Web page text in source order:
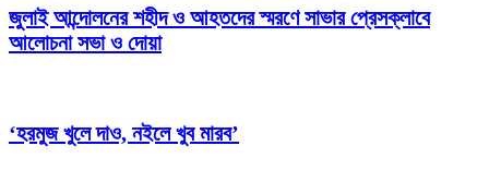
জুলাই আন্দোলনের শহীদ ও আহতদের স্মরণে সাভার প্রেসক্লাবে
আলোচনা সভা ও দোয়া
‘হরমুজ খুলে দাও, নইলে খুব মারব’